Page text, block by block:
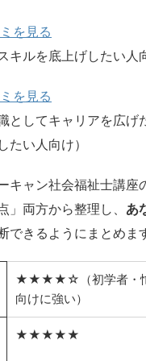
を見る
キルを底上げしたい人
を見る
としてキャリアを広げ
たい人向け）
キャン社会福祉士講座
」両方から整理し、 あ
できるようにまとめま
★★★★☆（初学者・忙
向けに強い）
★★★★★